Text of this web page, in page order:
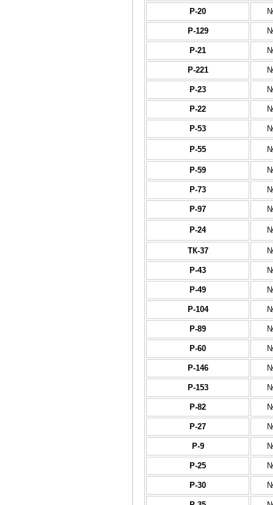
Р-20
Р-129
Р-21
Р-221
Р-23
Р-22
Р-53
Р-55
Р-59
Р-73
Р-97
Р-24
ТК-37
Р-43
Р-49
Р-104
Р-89
Р-60
Р-146
Р-153
Р-82
Р-27
Р-9
Р-25
Р-30